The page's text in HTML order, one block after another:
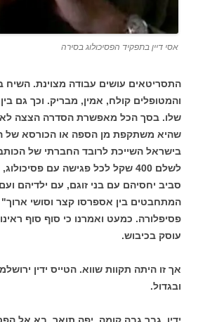
אסי דיין בתפקיד הפסיכולוג בסירה
התסריטאים עושים עבודה מצוינת. השיח
והמטופלים קולח, אמין, מבריק. וכך גם
שלו. בסך הכל מאפשרת הסדרה הצצה
שהיא משתקפת מן הספה או הכורסא של
בישראל השייכת לרובד החברתי של
לשלם 400 שקל לכל פגישה עם
סביב יחסיהם עם בני זוגם, עם ילדיהם
המתחבטים בין אספרסו קצר וסושי
פסיפלורה. כמעט ואמרנו כי סוף סוף
עוסק בכיבוש.
אך זו היתה תקוות שווא. הטייס ידין
ובגדול.